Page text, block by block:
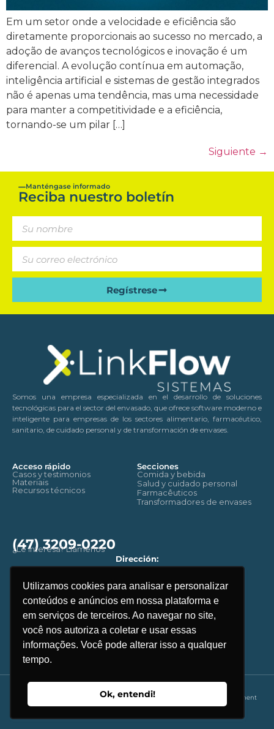
Utilizamos cookies para analisar e personalizar
conteúdos e anúncios em nossa plataforma e
em serviços de terceiros. Ao navegar no site,
você nos autoriza a coletar e usar essas
informações. Você pode alterar isso a qualquer
tempo.
Ok, entendi!
Em um setor onde a velocidade e eficiência são
diretamente proporcionais ao sucesso no mercado, a
adoção de avanços tecnológicos e inovação é um
diferencial. A evolução contínua em automação,
inteligência artificial e sistemas de gestão integrados
não é apenas uma tendência, mas uma necessidade
para manter a competitividade e a eficiência,
tornando-se um pilar […]
Siguiente →
Manténgase informado
Reciba nuestro boletín
Regístrese
Somos una empresa especializada en el desarrollo de soluciones
tecnológicas para el sector del envasado, que ofrece software moderno e
inteligente para empresas de los sectores alimentario, farmacéutico,
sanitario, de cuidado personal y de transformación de envases.
Acceso rápido
Casos y testimonios
Materiais
Recursos técnicos
Secciones
Comida y bebida
Salud y cuidado personal
Farmacêuticos
Transformadores de envases
(47) 3209-0220
¿Le interesa? Llámenos
Dirección:
CEP - 89035-100 - Blumenau
Santa Catarina. Brasil
Email
contato@linkflow.com.br
Copyright © 2025 LinkFLow Sistemas All rights reserved. - Web Development
Rafaga Studio